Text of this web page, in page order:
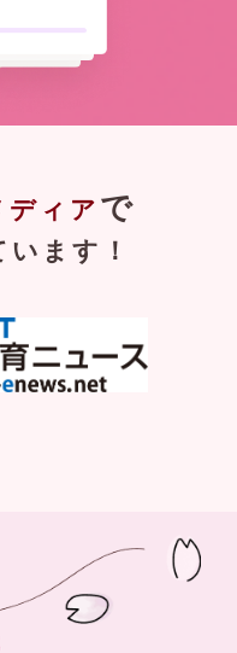
ディア で
ます！